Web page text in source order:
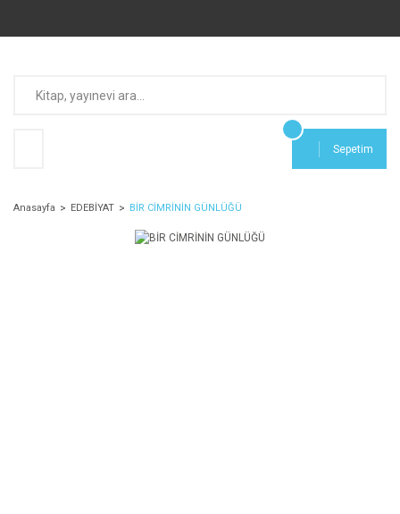
Sepetim
Anasayfa EDEBİYAT BİR CİMRİNİN GÜNLÜĞÜ